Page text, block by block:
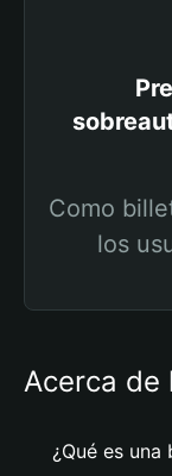
Como
los
Acerca de
¿Qué es